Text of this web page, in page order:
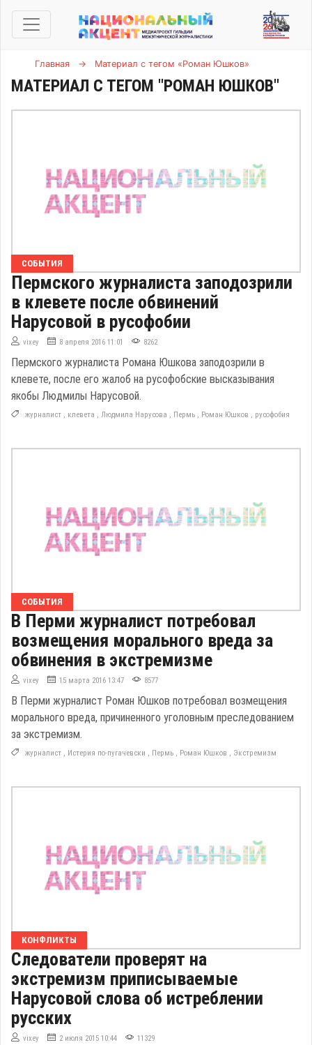
Главная → Материал с тегом «Роман Юшков»
МАТЕРИАЛ С ТЕГОМ "РОМАН ЮШКОВ"
СОБЫТИЯ
Пермского журналиста заподозрили
в клевете после обвинений
Нарусовой в русофобии
vixey 8 апреля 2016 11:01 8262
Пермского журналиста Романа Юшкова заподозрили в
клевете, после его жалоб на русофобские высказывания
якобы Людмилы Нарусовой.
журналист , клевета , Людмила Нарусова , Пермь , Роман Юшков , русофобия
СОБЫТИЯ
В Перми журналист потребовал
возмещения морального вреда за
обвинения в экстремизме
vixey 15 марта 2016 13:47 8577
В Перми журналист Роман Юшков потребовал возмещения
морального вреда, причиненного уголовным преследованием
за экстремизм.
журналист , Истерия по-пугачевски , Пермь , Роман Юшков , Экстремизм
КОНФЛИКТЫ
Следователи проверят на
экстремизм приписываемые
Нарусовой слова об истреблении
русских
vixey 2 июля 2015 10:44 11329